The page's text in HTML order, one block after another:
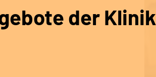
der Klinik